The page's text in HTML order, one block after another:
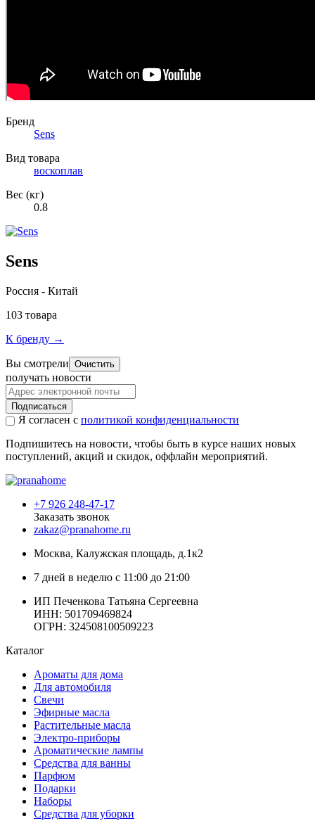
Бренд
Sens
Вид товара
воскоплав
Вес (кг)
0.8
Sens
Россия - Китай
103 товара
К бренду →
Вы смотрели Очистить
получать новости
Подписаться
Я согласен с политикой конфиденциальности
Подпишитесь на новости, чтобы быть в курсе наших новых
поступлений, акций и скидок, оффлайн мероприятий.
+7 926 248-47-17
Заказать звонок
zakaz@pranahome.ru
Москва, Калужская площадь, д.1к2
7 дней в неделю с 11:00 до 21:00
ИП Печенкова Татьяна Сергеевна
ИНН: 501709469824
ОГРН: 324508100509223
Каталог
Ароматы для дома
Для автомобиля
Свечи
Эфирные масла
Растительные масла
Электро-приборы
Ароматические лампы
Средства для ванны
Парфюм
Подарки
Наборы
Средства для уборки